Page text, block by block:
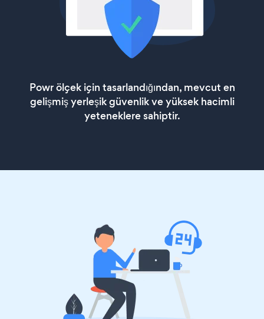
Powr ölçek için tasarlandığından, mevcut en
gelişmiş yerleşik güvenlik ve yüksek hacimli
yeteneklere sahiptir.